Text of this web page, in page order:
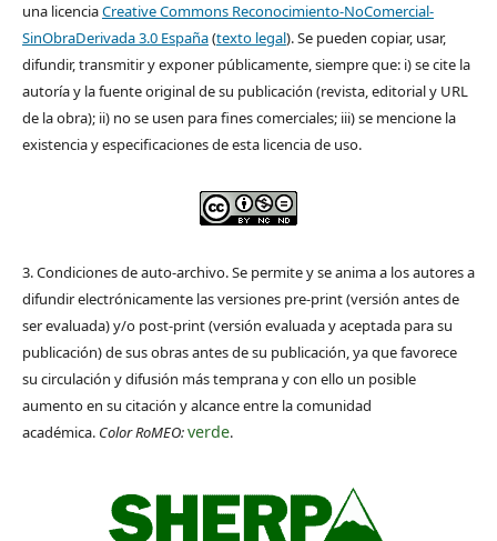
una licenciaCreative Commons Reconocimiento-NoComercial-
SinObraDerivada 3.0 España(texto legal). Se pueden copiar, usar,
difundir, transmitir y exponer públicamente, siempre que: i) se cite la
autoría y la fuente original de su publicación (revista, editorial y URL
de la obra); ii) no se usen para fines comerciales; iii) se mencione la
existencia y especificaciones de esta licencia de uso.
3. Condiciones de auto-archivo. Se permite y se anima a los autores a
difundir electrónicamente las versiones pre-print (versión antes de
ser evaluada) y/o post-print (versión evaluada y aceptada para su
publicación) de sus obras antes de su publicación, ya que favorece
su circulación y difusión más temprana y con ello un posible
aumento en su citación y alcance entre la comunidad
académica. Color RoMEO:verde.